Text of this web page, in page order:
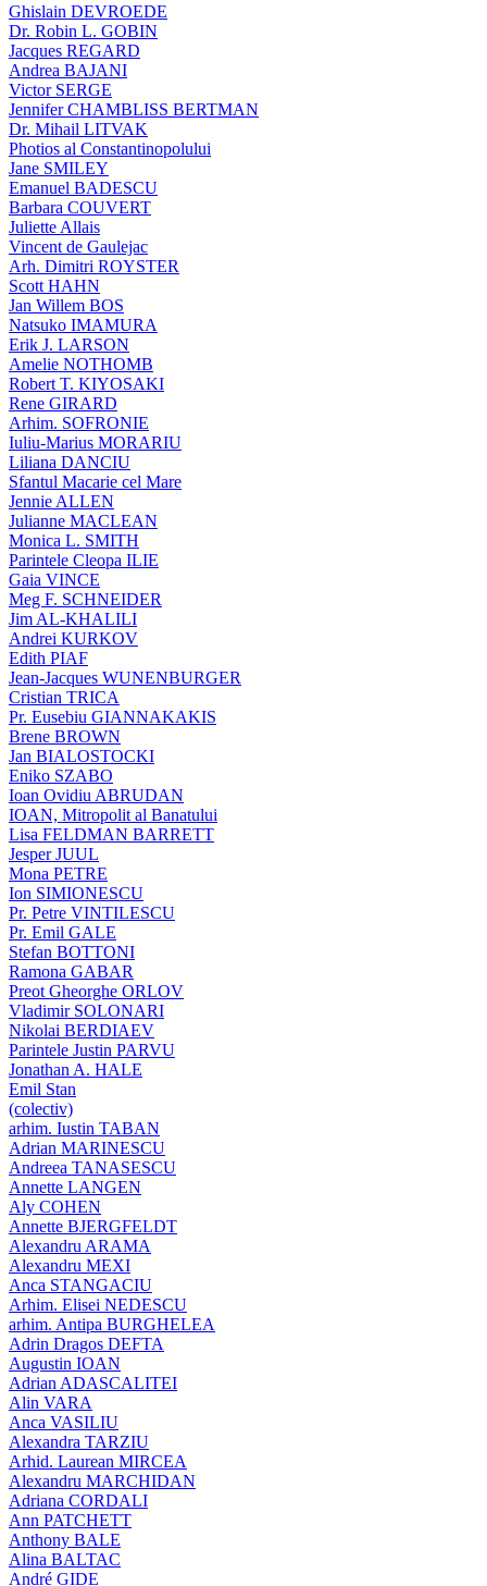
Ghislain DEVROEDE
Dr. Robin L. GOBIN
Jacques REGARD
Andrea BAJANI
Victor SERGE
Jennifer CHAMBLISS BERTMAN
Dr. Mihail LITVAK
Photios al Constantinopolului
Jane SMILEY
Emanuel BADESCU
Barbara COUVERT
Juliette Allais
Vincent de Gaulejac
Arh. Dimitri ROYSTER
Scott HAHN
Jan Willem BOS
Natsuko IMAMURA
Erik J. LARSON
Amelie NOTHOMB
Robert T. KIYOSAKI
Rene GIRARD
Arhim. SOFRONIE
Iuliu-Marius MORARIU
Liliana DANCIU
Sfantul Macarie cel Mare
Jennie ALLEN
Julianne MACLEAN
Monica L. SMITH
Parintele Cleopa ILIE
Gaia VINCE
Meg F. SCHNEIDER
Jim AL-KHALILI
Andrei KURKOV
Edith PIAF
Jean-Jacques WUNENBURGER
Cristian TRICA
Pr. Eusebiu GIANNAKAKIS
Brene BROWN
Jan BIALOSTOCKI
Eniko SZABO
Ioan Ovidiu ABRUDAN
IOAN, Mitropolit al Banatului
Lisa FELDMAN BARRETT
Jesper JUUL
Mona PETRE
Ion SIMIONESCU
Pr. Petre VINTILESCU
Pr. Emil GALE
Stefan BOTTONI
Ramona GABAR
Preot Gheorghe ORLOV
Vladimir SOLONARI
Nikolai BERDIAEV
Parintele Justin PARVU
Jonathan A. HALE
Emil Stan
(colectiv)
arhim. Iustin TABAN
Adrian MARINESCU
Andreea TANASESCU
Annette LANGEN
Aly COHEN
Annette BJERGFELDT
Alexandru ARAMA
Alexandru MEXI
Anca STANGACIU
Arhim. Elisei NEDESCU
arhim. Antipa BURGHELEA
Adrin Dragos DEFTA
Augustin IOAN
Adrian ADASCALITEI
Alin VARA
Anca VASILIU
Alexandra TARZIU
Arhid. Laurean MIRCEA
Alexandru MARCHIDAN
Adriana CORDALI
Ann PATCHETT
Anthony BALE
Alina BALTAC
André GIDE